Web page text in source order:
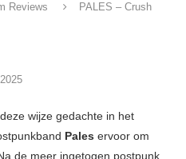
Reviews PALES – Crush
wijze gedachte in het
Pales ervoor om
de meer ingetogen postpunk